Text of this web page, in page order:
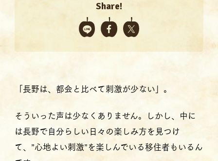
Share!
「長野は、都会と比べて刺激が少ない」。
そういった声は少なくありません。しかし、中に
は長野で自分らしい日々の楽しみ方を見つけ
て、”心地よい刺激”を楽しんでいる移住者もいるん